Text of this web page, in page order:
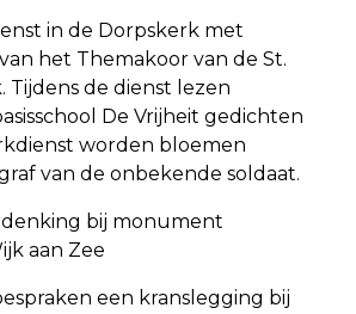
in de Dorpskerk met
het Themakoor van de St.
de dienst lezen
De Vrijheit gedichten
worden bloemen
van de onbekende soldaat.
bij monument
aan Zee
een kranslegging bij